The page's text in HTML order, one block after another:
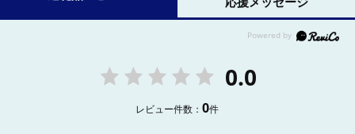
0.0
レビュー件数：0件